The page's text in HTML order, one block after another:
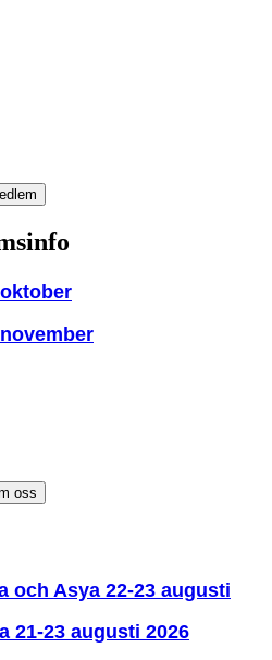
oss
och Asya 22-23 augusti
21-23 augusti 2026